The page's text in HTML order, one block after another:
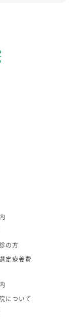
の方
定療養費
について